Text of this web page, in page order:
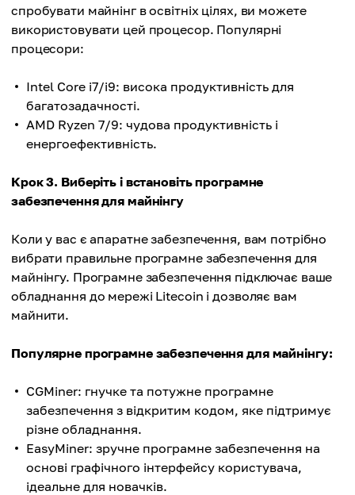
спробувати майнінг в освітніх цілях, ви можете
використовувати цей процесор. Популярні
процесори:
Intel Core i7/i9: висока продуктивність для
багатозадачності.
AMD Ryzen 7/9: чудова продуктивність і
енергоефективність.
Крок 3. Виберіть і встановіть програмне
забезпечення для майнінгу
Коли у вас є апаратне забезпечення, вам потрібно
вибрати правильне програмне забезпечення для
майнінгу. Програмне забезпечення підключає ваше
обладнання до мережі Litecoin і дозволяє вам
майнити.
Популярне програмне забезпечення для майнінгу:
CGMiner: гнучке та потужне програмне
забезпечення з відкритим кодом, яке підтримує
різне обладнання.
EasyMiner: зручне програмне забезпечення на
основі графічного інтерфейсу користувача,
ідеальне для новачків.